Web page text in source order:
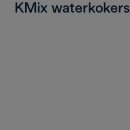
KMix waterkokers